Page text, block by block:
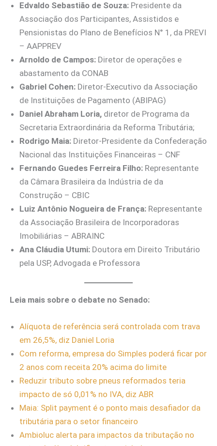
Edvaldo Sebastião de Souza: Presidente da
Associação dos Participantes, Assistidos e
Pensionistas do Plano de Benefícios N° 1, da PREVI
– AAPPREV
Arnoldo de Campos: Diretor de operações e
abastamento da CONAB
Gabriel Cohen: Diretor-Executivo da Associação
de Instituições de Pagamento (ABIPAG)
Daniel Abraham Loria, diretor de Programa da
Secretaria Extraordinária da Reforma Tributária;
Rodrigo Maia: Diretor-Presidente da Confederação
Nacional das Instituições Financeiras – CNF
Fernando Guedes Ferreira Filho: Representante
da Câmara Brasileira da Indústria de da
Construção – CBIC
Luiz Antônio Nogueira de França: Representante
da Associação Brasileira de Incorporadoras
Imobiliárias – ABRAINC
Ana Cláudia Utumi: Doutora em Direito Tributário
pela USP, Advogada e Professora
Leia mais sobre o debate no Senado:
Alíquota de referência será controlada com trava
em 26,5%, diz Daniel Loria
Com reforma, empresa do Simples poderá ficar por
2 anos com receita 20% acima do limite
Reduzir tributo sobre pneus reformados teria
impacto de só 0,01% no IVA, diz ABR
Maia: Split payment é o ponto mais desafiador da
tributária para o setor financeiro
Ambioluc alerta para impactos da tributação no